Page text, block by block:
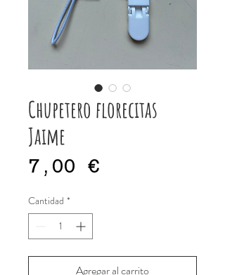
Chupetero florecitas
Jaime
7,00 €
Cantidad *
Agregar al carrito